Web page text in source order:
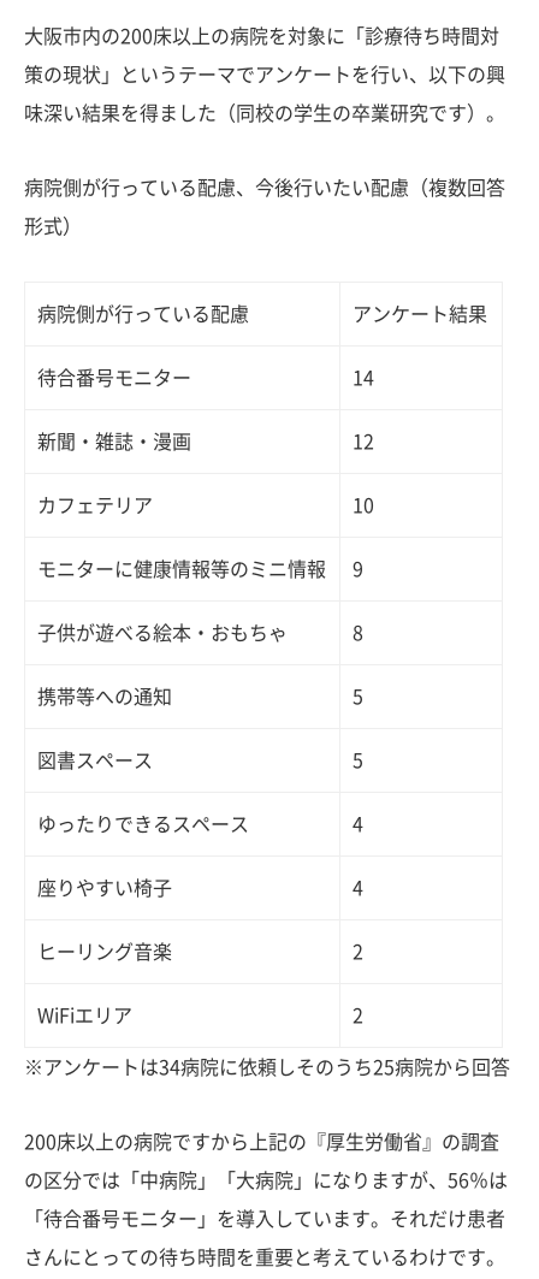
大阪市内の200床以上の病院を対象に「診療待ち時間対
策の現状」というテーマでアンケートを行い、以下の興
味深い結果を得ました（同校の学生の卒業研究です）。
病院側が行っている配慮、今後行いたい配慮（複数回答
形式）
病院側が行っている配慮 アンケート結果
待合番号モニター 14
新聞・雑誌・漫画 12
カフェテリア 10
モニターに健康情報等のミニ情報 9
子供が遊べる絵本・おもちゃ 8
携帯等への通知 5
図書スペース 5
ゆったりできるスペース 4
座りやすい椅子 4
ヒーリング音楽 2
WiFiエリア 2
※アンケートは34病院に依頼しそのうち25病院から回答
200床以上の病院ですから上記の『厚生労働省』の調査
の区分では「中病院」「大病院」になりますが、56％は
「待合番号モニター」を導入しています。それだけ患者
さんにとっての待ち時間を重要と考えているわけです。